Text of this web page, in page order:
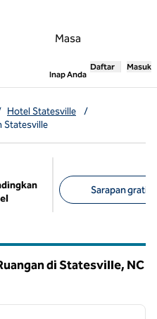
Masa
Inap Anda,Membuka
Daftar Masuk
Hotel Statesville
/
Statesville
Sarapan gratis
di Statesville, NC